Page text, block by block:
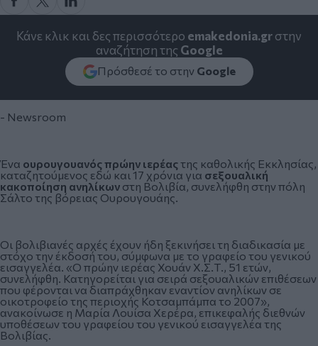
Κάνε κλικ και δες περισσότερο emakedonia.grστην
αναζήτηση της Google
Πρόσθεσέ το στην Google
- Newsroom
Ένα ουρουγουανός πρώην ιερέαςτης καθολικής Εκκλησίας,
καταζητούμενος εδώ και 17 χρόνια για σεξουαλική
κακοποίηση ανηλίκων στη Βολιβία, συνελήφθη στην πόλη
Σάλτο της βόρειας Ουρουγουάης.
Οι βολιβιανές αρχές έχουν ήδη ξεκινήσει τη διαδικασία με
στόχο την έκδοσή του, σύμφωνα με το γραφείο του γενικού
εισαγγελέα. «Ο πρώην ιερέας Χουάν Χ.Σ.Τ., 51 ετών,
συνελήφθη. Κατηγορείται για σειρά σεξουαλικών επιθέσεων
που φέρονται να διαπράχθηκαν εναντίον ανηλίκων σε
οικοτροφείο της περιοχής Κοτσαμπάμπα το 2007»,
ανακοίνωσε η Μαρία Λουίσα Χερέρα, επικεφαλής διεθνών
υποθέσεων του γραφείου του γενικού εισαγγελέα της
Βολιβίας.